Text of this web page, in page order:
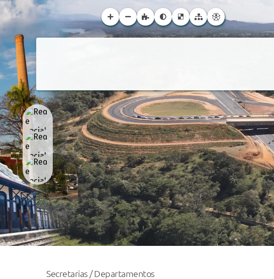
Secretarias / Departamentos